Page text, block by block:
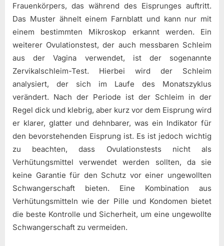
Frauenkörpers, das während des Eisprunges auftritt.
Das Muster ähnelt einem Farnblatt und kann nur mit
einem bestimmten Mikroskop erkannt werden. Ein
weiterer Ovulationstest, der auch messbaren Schleim
aus der Vagina verwendet, ist der sogenannte
Zervikalschleim-Test. Hierbei wird der Schleim
analysiert, der sich im Laufe des Monatszyklus
verändert. Nach der Periode ist der Schleim in der
Regel dick und klebrig, aber kurz vor dem Eisprung wird
er klarer, glatter und dehnbarer, was ein Indikator für
den bevorstehenden Eisprung ist. Es ist jedoch wichtig
zu beachten, dass Ovulationstests nicht als
Verhütungsmittel verwendet werden sollten, da sie
keine Garantie für den Schutz vor einer ungewollten
Schwangerschaft bieten. Eine Kombination aus
Verhütungsmitteln wie der Pille und Kondomen bietet
die beste Kontrolle und Sicherheit, um eine ungewollte
Schwangerschaft zu vermeiden.